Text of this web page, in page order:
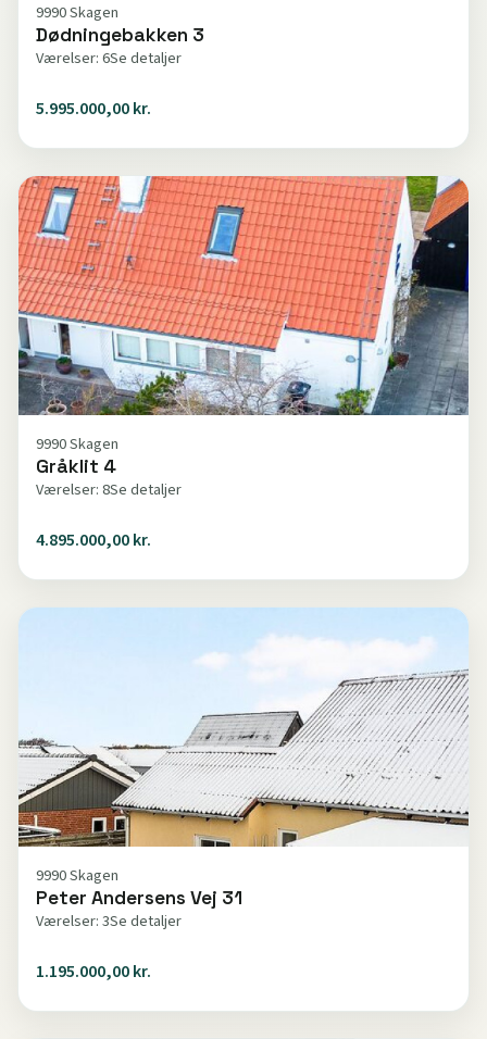
9990 Skagen
Dødningebakken 3
Værelser: 6Se detaljer
5.995.000,00 kr.
9990 Skagen
Gråklit 4
Værelser: 8Se detaljer
4.895.000,00 kr.
9990 Skagen
Peter Andersens Vej 31
Værelser: 3Se detaljer
1.195.000,00 kr.